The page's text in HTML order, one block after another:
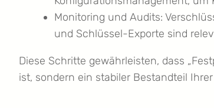
Monitoring und Audits:
und Schlüssel-Exporte sind
Diese Schritte gewährleisten, dass
ist, sondern ein stabiler Bestandteil